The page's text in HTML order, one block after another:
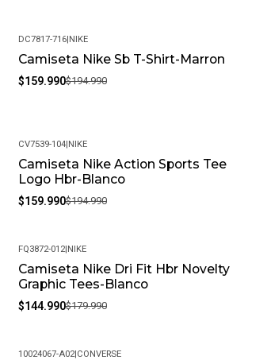
-18%
DC7817-716|NIKE
Camiseta Nike Sb T-Shirt-Marron
$159.990$194.990
-18%
CV7539-104|NIKE
Camiseta Nike Action Sports Tee
Logo Hbr-Blanco
$159.990$194.990
-19%
FQ3872-012|NIKE
Camiseta Nike Dri Fit Hbr Novelty
Graphic Tees-Blanco
$144.990$179.990
10024067-A02|CONVERSE